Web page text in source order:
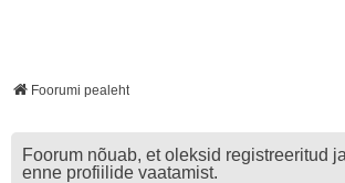
Foorumi pealeht
Foorum nõuab, et oleksid registreeritud
enne profiilide vaatamist.